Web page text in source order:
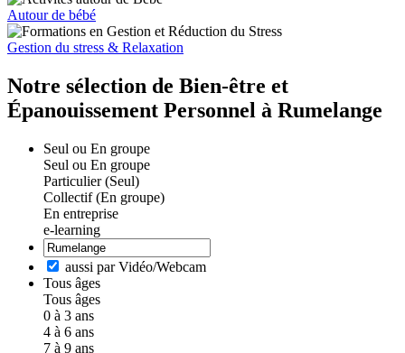
Autour de bébé
Gestion du stress & Relaxation
Notre sélection de Bien-être et
Épanouissement Personnel à Rumelange
Seul ou En groupe
Seul ou En groupe
Particulier (Seul)
Collectif (En groupe)
En entreprise
e-learning
aussi par Vidéo/Webcam
Tous âges
Tous âges
0 à 3 ans
4 à 6 ans
7 à 9 ans